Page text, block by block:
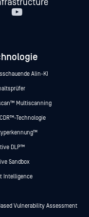
Alin-KI
Multiscanning
Technologie
DLP™
Sandbox
Intelligence
Vulnerability Assessment